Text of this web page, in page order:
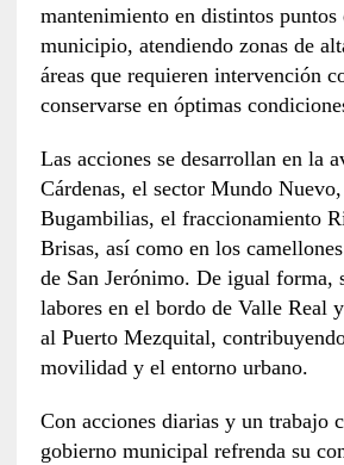
mantenimiento en distintos puntos
municipio, atendiendo zonas de
áreas que requieren intervención
conservarse en óptimas
Las acciones se desarrollan en la
Cárdenas, el sector Mundo
Bugambilias, el fraccionamiento
Brisas, así como en los
de San Jerónimo. De igual forma,
labores en el bordo de Valle Real
al Puerto Mezquital,
movilidad y el entorno urbano.
Con acciones diarias y un trabajo
gobierno municipal refrenda su